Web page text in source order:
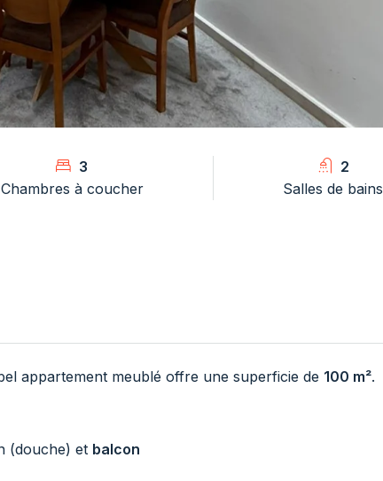
3
Chambres à coucher
2
Salles de bains
appartement meublé offre une superficie de 100 m².
(douche) et balcon